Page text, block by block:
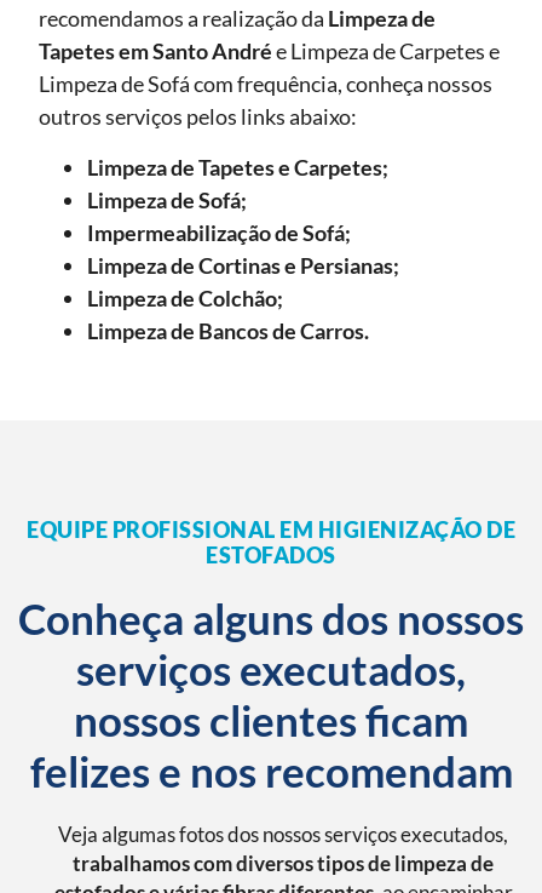
recomendamos a realização da Limpeza de
Tapetesem Santo Andrée Limpeza de Carpetes e
Limpeza de Sofá com frequência, conheça nossos
outros serviços pelos links abaixo:
Limpeza de Tapetes e Carpetes;
Limpeza de Sofá;
Impermeabilização de Sofá;
Limpeza de Cortinas e Persianas;
Limpeza de Colchão;
Limpeza de Bancos de Carros.
EQUIPE PROFISSIONAL EM HIGIENIZAÇÃO DE
ESTOFADOS
Conheça alguns dos nossos
serviços executados,
nossos clientes ficam
felizes e nos recomendam
Veja algumas fotos dos nossos serviços executados,
trabalhamos com diversos tipos de limpeza de